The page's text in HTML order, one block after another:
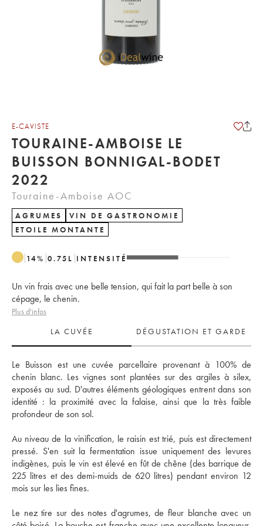
E-CAVISTE
TOURAINE-AMBOISE LE
BUISSON BONNIGAL-BODET
2022
Touraine-Amboise AOC
AGRUMES
VIN DE GASTRONOMIE
ETOILE MONTANTE
14% 0.75 L INTENSITÉ
Un vin frais avec une belle tension, qui fait la part belle à son
cépage, le chenin.
Plus d'infos
LA CUVÉE
DÉGUSTATION ET GARDE
Le Buisson est une cuvée parcellaire provenant à 100% de
chenin blanc. Les vignes sont plantées sur des argiles à silex,
exposés au sud. D'autres éléments géologiques entrent dans son
identité : la proximité avec la falaise, ainsi que la très faible
profondeur de son sol.
Au niveau de la vinification, le raisin est trié, puis est directement
pressé. S'en suit la fermentation issue uniquement des levures
indigènes, puis le vin est élevé en fût de chêne (des barrique de
225 litres et des demi-muids de 620 litres) pendant environ 12
mois sur les lies fines.
Le nez tire sur des notes d'agrumes, de fleur blanche avec un